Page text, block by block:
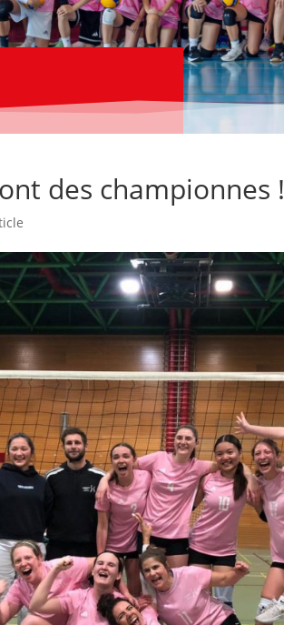
des championnes !